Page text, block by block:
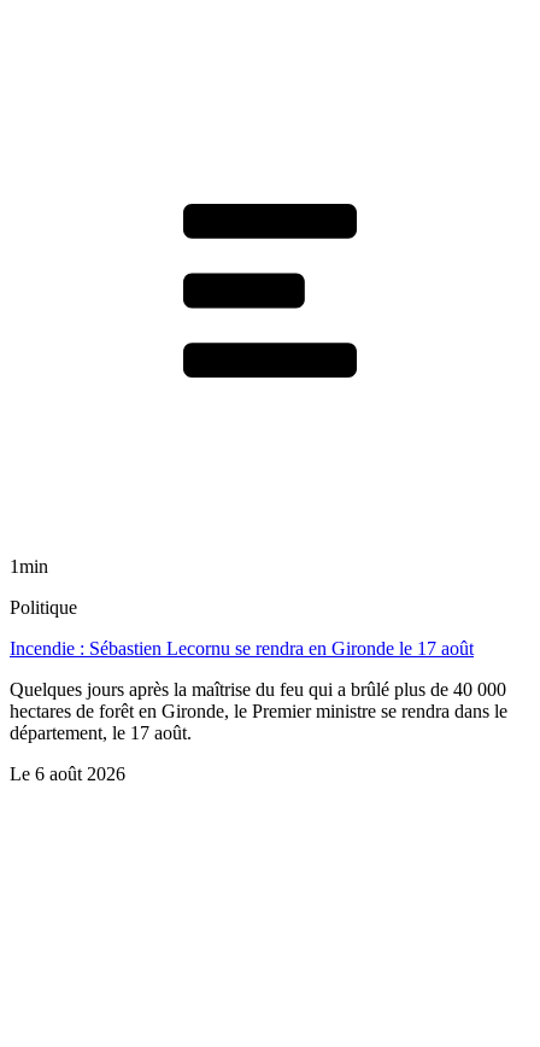
1min
Politique
Incendie : Sébastien Lecornu se rendra en Gironde le 17 août
Quelques jours après la maîtrise du feu qui a brûlé plus de 40 000
hectares de forêt en Gironde, le Premier ministre se rendra dans le
département, le 17 août.
Le 6 août 2026